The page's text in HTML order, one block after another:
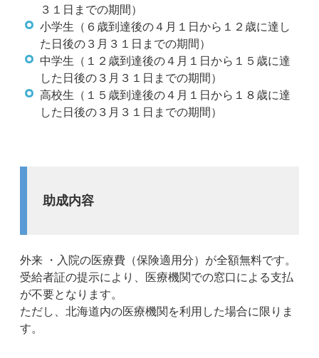
３１日までの期間）
小学生（６歳到達後の４月１日から１２歳に達し
た日後の３月３１日までの期間）
中学生（１２歳到達後の４月１日から１５歳に達
した日後の３月３１日までの期間）
高校生（１５歳到達後の４月１日から１８歳に達
した日後の３月３１日までの期間）
助成内容
外来 ・入院の医療費（保険適用分）が全額無料です。
受給者証の提示により、医療機関での窓口による支払
が不要となります。
ただし、北海道内の医療機関を利用した場合に限りま
す。